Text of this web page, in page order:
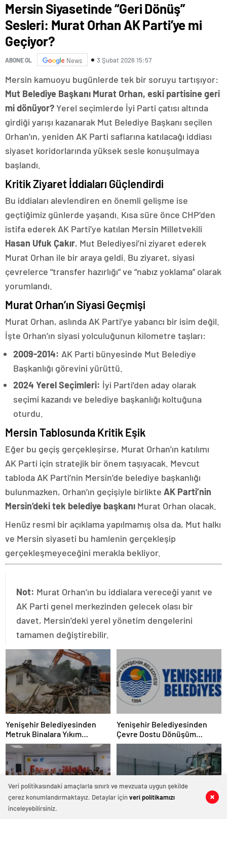
0 0
Mersin Siyasetinde “Geri Dönüş”
Sesleri: Murat Orhan AK Parti’ye mi
Geçiyor?
ABONE OL News 3 Şubat 2026 15:57
0 0
Mersin kamuoyu bugünlerde tek bir soruyu tartışıyor:
Mut Belediye Başkanı Murat Orhan, eski partisine geri
mi dönüyor?Yerel seçimlerde İyi Parti çatısı altında
girdiği yarışı kazanarak Mut Belediye Başkanı seçilen
Orhan’ın, yeniden AK Parti saflarına katılacağı iddiası
siyaset koridorlarında yüksek sesle konuşulmaya
başlandı.
Kritik Ziyaret İddiaları Güçlendirdi
Bu iddiaları alevlendiren en önemli gelişme ise
geçtiğimiz günlerde yaşandı. Kısa süre önce CHP’den
istifa ederek AK Parti’ye katılan Mersin Milletvekili
Hasan Ufuk Çakır, Mut Belediyesi’ni ziyaret ederek
Murat Orhan ile bir araya geldi. Bu ziyaret, siyasi
çevrelerce “transfer hazırlığı” ve “nabız yoklama” olarak
yorumlandı.
Murat Orhan’ın Siyasi Geçmişi
Murat Orhan, aslında AK Parti’ye yabancı bir isim değil.
İşte Orhan’ın siyasi yolculuğunun kilometre taşları:
2009-2014: AK Parti bünyesinde Mut Belediye
Başkanlığı görevini yürüttü.
2024 Yerel Seçimleri: İyi Parti’den aday olarak
seçimi kazandı ve belediye başkanlığı koltuğuna
oturdu.
Mersin Tablosunda Kritik Eşik
Eğer bu geçiş gerçekleşirse, Murat Orhan’ın katılımı
AK Parti için stratejik bir önem taşıyacak. Mevcut
tabloda AK Parti’nin Mersin’de belediye başkanlığı
bulunmazken, Orhan’ın geçişiyle birlikte AK Parti’nin
Mersin’deki tek belediye başkanı Murat Orhan olacak.
Henüz resmi bir açıklama yapılmamış olsa da, Mut halkı
ve Mersin siyaseti bu hamlenin gerçekleşip
gerçekleşmeyeceğini merakla bekliyor.
Not: Murat Orhan’ın bu iddialara vereceği yanıt ve
AK Parti genel merkezinden gelecek olası bir
davet, Mersin’deki yerel yönetim dengelerini
tamamen değiştirebilir.
Yenişehir Belediyesinden
Metruk Binalara Yıkım
Operasyonu
Yenişehir Belediyesinden
Çevre Dostu Dönüşüm
Projesi
Veri politikasındaki amaçlarla sınırlı ve mevzuata uygun şekilde
çerez konumlandırmaktayız. Detaylar içinveri politikamızı
inceleyebilirsiniz.